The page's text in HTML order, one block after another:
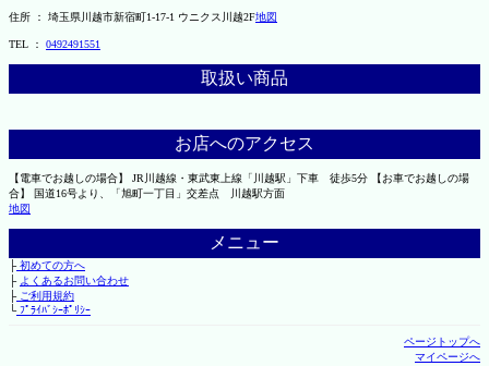
住所 ： 埼玉県川越市新宿町1-17-1 ウニクス川越2F地図
TEL ： 0492491551
取扱い商品
お店へのアクセス
【電車でお越しの場合】 JR川越線・東武東上線「川越駅」下車 徒歩5分 【お車でお越しの場
合】 国道16号より、「旭町一丁目」交差点 川越駅方面
地図
メニュー
├初めての方へ
├ よくあるお問い合わせ
├ご利用規約
└ﾌﾟﾗｲﾊﾞｼｰﾎﾟﾘｼｰ
ページトップへ
マイページへ